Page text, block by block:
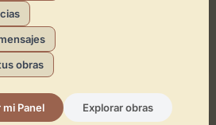
obras
Panel Explorar obras